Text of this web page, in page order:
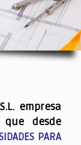
empresa
que desde
PARA